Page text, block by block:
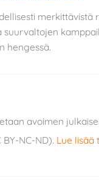
merkittävistä
suurvaltojen
hengessä.
avoimen
NC-ND). Lue lisää